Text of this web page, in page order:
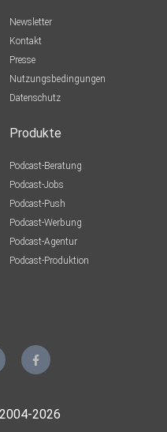
Newsletter
Kontakt
Presse
Nutzungsbedingungen
Datenschutz
Produkte
Podcast-Beratung
Podcast-Jobs
Podcast-Push
Podcast-Werbung
Podcast-Agentur
Podcast-Produktion
2026